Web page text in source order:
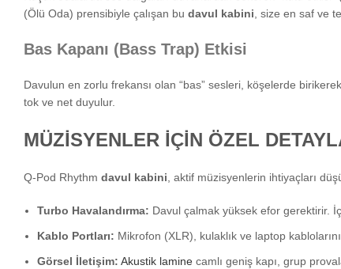
(Ölü Oda) prensibiyle çalışan bu davul kabini , size en saf ve
Bas Kapanı (Bass Trap) Etkisi
Davulun en zorlu frekansı olan “bas” sesleri, köşelerde
tok ve net duyulur.
MÜZİSYENLER İÇİN ÖZEL
Q-Pod Rhythm davul kabini , aktif müzisyenlerin ihtiyaçları
Turbo Havalandırma: Davul çalmak yüksek efor gerektirir.
Kablo Portları: Mikrofon (XLR), kulaklık ve laptop
Görsel İletişim: Akustik lamine camlı geniş kapı, grup